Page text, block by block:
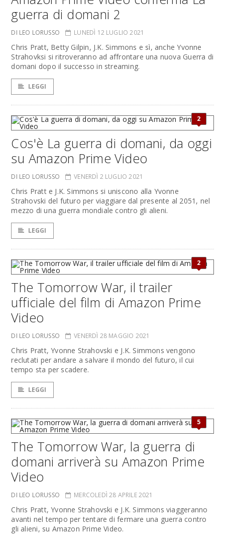
guerra di domani 2
DI LEO LORUSSO LUNEDÌ 12 LUGLIO 2021
Chris Pratt, Betty Gilpin, J.K. Simmons e sì, anche Yvonne
Strahovksi si ritroveranno ad affrontare una nuova Guerra di
domani dopo il successo in streaming.
LEGGI
2
Cos'è La guerra di domani, da oggi
su Amazon Prime Video
DI LEO LORUSSO VENERDÌ 2 LUGLIO 2021
Chris Pratt e J.K. Simmons si uniscono alla Yvonne
Strahovski del futuro per viaggiare dal presente al 2051, nel
mezzo di una guerra mondiale contro gli alieni.
LEGGI
2
The Tomorrow War, il trailer
ufficiale del film di Amazon Prime
Video
DI LEO LORUSSO VENERDÌ 28 MAGGIO 2021
Chris Pratt, Yvonne Strahovski e J.K. Simmons vengono
reclutati per andare a salvare il mondo del futuro, il cui
tempo sta per scadere.
LEGGI
5
The Tomorrow War, la guerra di
domani arriverà su Amazon Prime
Video
DI LEO LORUSSO MERCOLEDÌ 28 APRILE 2021
Chris Pratt, Yvonne Strahovski e J.K. Simmons viaggeranno
avanti nel tempo per tentare di fermare una guerra contro
gli alieni, su Amazon Prime Video.